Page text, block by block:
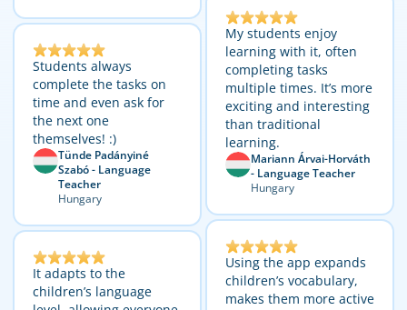
Students always
complete the tasks on
time and even ask for
the next one
themselves! :)
Tünde Padányiné
Szabó - Language
Teacher
Hungary
It adapts to the
children’s language
My students enjoy
learning with it, often
completing tasks
multiple times. It’s more
exciting and interesting
than traditional
learning.
Mariann Árvai-Horváth
- Language Teacher
Hungary
Using the app expands
children’s vocabulary,
makes them more active